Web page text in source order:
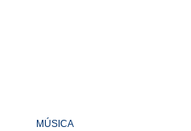
MÚSICA